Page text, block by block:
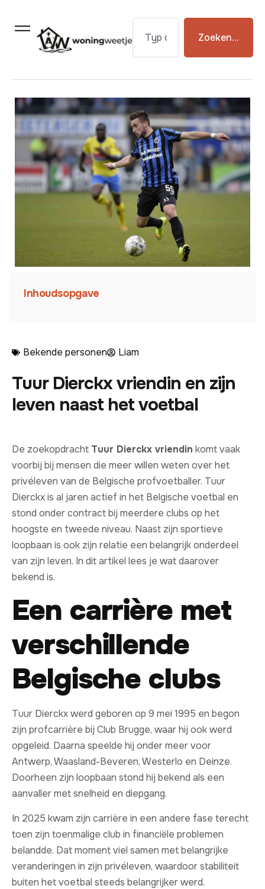
Zoeken...
Inhoudsopgave
Bekende personen Liam
Tuur Dierckx vriendin en zijn
leven naast het voetbal
De zoekopdracht Tuur Dierckx vriendin komt vaak
voorbij bij mensen die meer willen weten over het
privéleven van de Belgische profvoetballer. Tuur
Dierckx is al jaren actief in het Belgische voetbal en
stond onder contract bij meerdere clubs op het
hoogste en tweede niveau. Naast zijn sportieve
loopbaan is ook zijn relatie een belangrijk onderdeel
van zijn leven. In dit artikel lees je wat daarover
bekend is.
Een carrière met
verschillende
Belgische clubs
Tuur Dierckx werd geboren op 9 mei 1995 en begon
zijn profcarrière bij Club Brugge, waar hij ook werd
opgeleid. Daarna speelde hij onder meer voor
Antwerp, Waasland-Beveren, Westerlo en Deinze.
Doorheen zijn loopbaan stond hij bekend als een
aanvaller met snelheid en diepgang.
In 2025 kwam zijn carrière in een andere fase terecht
toen zijn toenmalige club in financiële problemen
belandde. Dat moment viel samen met belangrijke
veranderingen in zijn privéleven, waardoor stabiliteit
buiten het voetbal steeds belangrijker werd.